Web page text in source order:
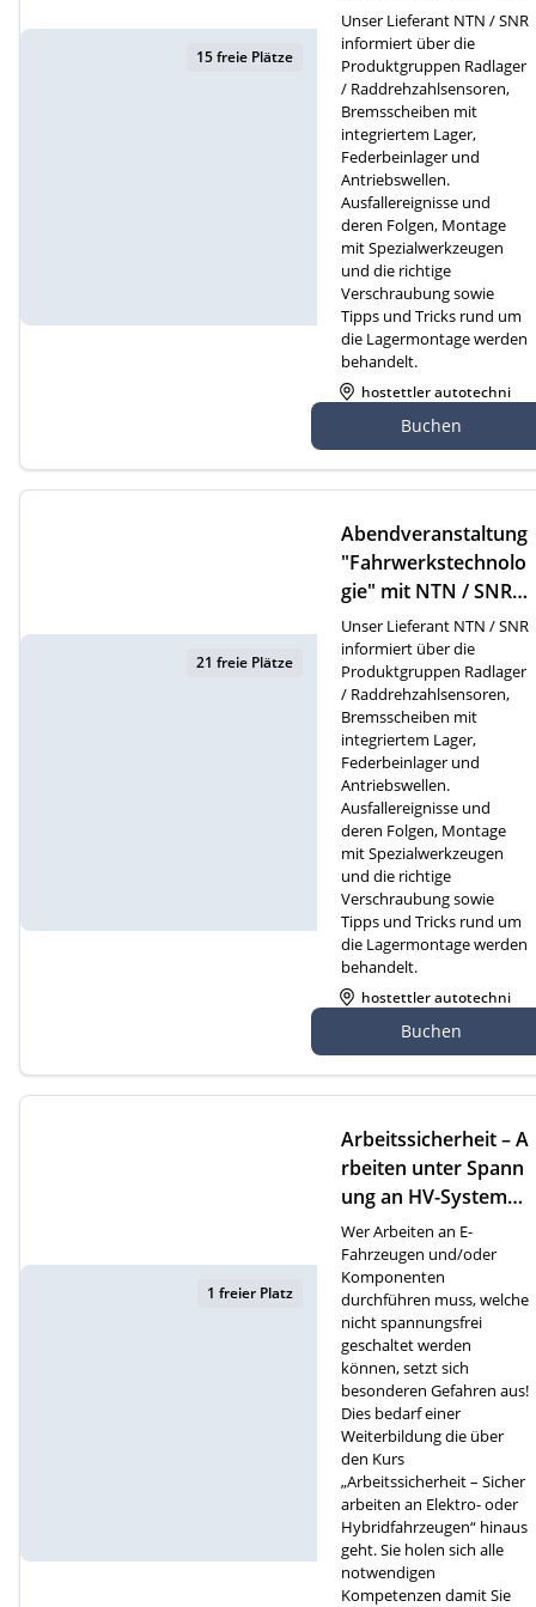
15 freie Plätze
n Gossau
Unser Lieferant NTN / SNR
informiert über die
Produktgruppen Radlager
/ Raddrehzahlsensoren,
Bremsscheiben mit
integriertem Lager,
Federbeinlager und
Antriebswellen.
Ausfallereignisse und
deren Folgen, Montage
mit Spezialwerkzeugen
und die richtige
Verschraubung sowie
Tipps und Tricks rund um
die Lagermontage werden
behandelt.
hostettler autotechni
sse 141, 9200 Gossau
Buchen
21 freie Plätze
Abendveranstaltung
"Fahrwerkstechnolo
gie" mit NTN / SNR i
n Buttisholz
Unser Lieferant NTN / SNR
informiert über die
Produktgruppen Radlager
/ Raddrehzahlsensoren,
Bremsscheiben mit
integriertem Lager,
Federbeinlager und
Antriebswellen.
Ausfallereignisse und
deren Folgen, Montage
mit Spezialwerkzeugen
und die richtige
Verschraubung sowie
Tipps und Tricks rund um
die Lagermontage werden
behandelt.
hostettler autotechni
7, 6018 Buttisholz
Buchen
1 freier Platz
Arbeitssicherheit – A
rbeiten unter Spann
ung an HV-Systemen
(D)
Wer Arbeiten an E-
Fahrzeugen und/oder
Komponenten
durchführen muss, welche
nicht spannungsfrei
geschaltet werden
können, setzt sich
besonderen Gefahren aus!
Dies bedarf einer
Weiterbildung die über
den Kurs
„Arbeitssicherheit – Sicher
arbeiten an Elektro- oder
Hybridfahrzeugen“ hinaus
geht. Sie holen sich alle
notwendigen
Kompetenzen damit Sie